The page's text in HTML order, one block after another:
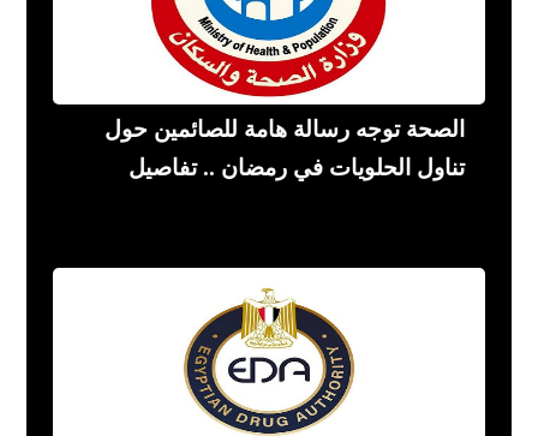
الصحة توجه رسالة هامة للصائمين حول
تناول الحلويات في رمضان .. تفاصيل